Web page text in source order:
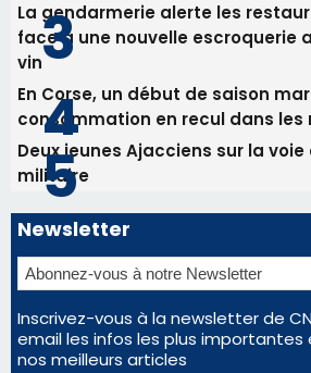
La gendarmerie alerte les
face à une nouvelle escroquerie
vin
En Corse, un début de saison
consommation en recul dans
Deux jeunes Ajacciens sur la
militaire
Newsletter
Inscrivez-vous à la newsletter de
email les infos les plus
nos meilleurs articles